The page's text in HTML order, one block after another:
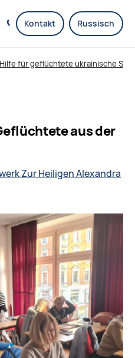
Kontakt Russisch
Hilfe für geflüchtete ukrainische
aus der
Zur Heiligen Alexandra